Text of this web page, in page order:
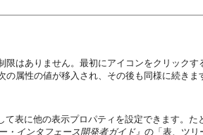
はありません。最初にアイコンをクリック
属性の値が移入され、その後も同様に続きま
表に他の表示プロパティを設定できます。
インタフェース開発者ガイド』 の「表、ツリ